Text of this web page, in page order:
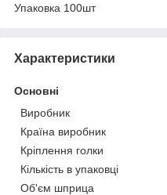
Упаковка 100шт
Характеристики
Основні
Виробник
Країна виробник
Кріплення голки
Кількість в упаковці
Об'єм шприца